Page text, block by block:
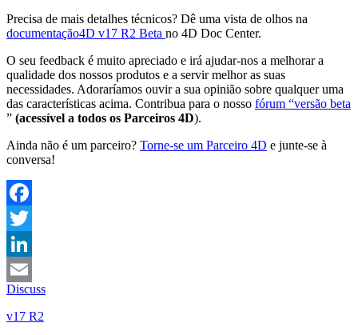
Precisa de mais detalhes técnicos? Dê uma vista de olhos na
documentação4D v17 R2 Beta no 4D Doc Center.
O seu feedback é muito apreciado e irá ajudar-nos a melhorar a
qualidade dos nossos produtos e a servir melhor as suas
necessidades. Adoraríamos ouvir a sua opinião sobre qualquer uma
das características acima. Contribua para o nosso fórum “versão beta
” (acessível a todos os Parceiros 4D).
Ainda não é um parceiro? Torne-se um Parceiro 4D e junte-se à
conversa!
Facebook
Twitter
LinkedIn
Email
Discuss
v17 R2